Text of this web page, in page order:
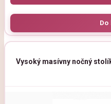
Vysoký masívny nočný